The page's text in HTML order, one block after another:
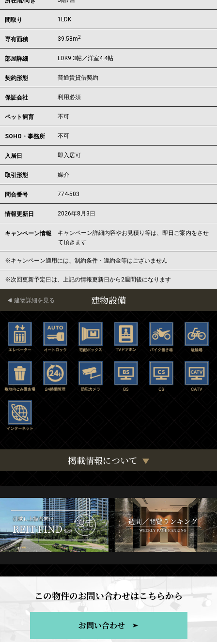
間取り 1LDK
専有面積 39.58m2
部屋詳細 LDK9.3帖／洋室4.4帖
契約形態 普通賃貸借契約
保証会社 利用必須
ペット飼育 不可
SOHO・事務所 不可
入居日 即入居可
取引形態 媒介
問合番号 774-503
情報更新日 2026年8月3日
キャンペーン情報
キャンペーン詳細内容やお見積り等は、即日ご案内をさせ
て頂きます
※キャンペーン適用には、制約条件・違約金等はございません
※次回更新予定日は、上記の情報更新日から2週間後になります
建物設備
建物詳細を見る
掲載情報について
この物件のお問い合わせはこちらから
お問い合わせ